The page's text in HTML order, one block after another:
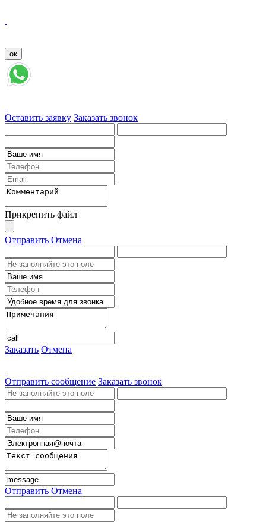
Оставить заявку Заказать звонок
Прикрепить файл
Отправить Отмена
Заказать Отмена
Отправить сообщение Заказать звонок
Отправить Отмена